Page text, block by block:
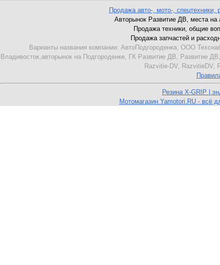
Продажа авто-, мото-, спецтехники,
Авторынок Развитие ДВ, места на
Продажа техники, общие
Продажа запчастей и
Варианты названия компании: АвтоПодгороденка, ООО
Владивосток,авторынок на Подгороденке, ГК Развитие ДВ,
Razvitie-DV, RazvitieDV,
Резина X-GRIP |
Мотомагазин Yamotori.RU - всё